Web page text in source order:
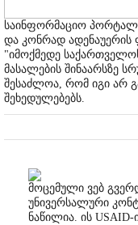
საინფორმაციო
და კონრად ადენაუერის
"იმოქმედე
მასალების შინაარსზე
შესაძლოა, რომ იგი არ
შეხედულებებს.
მოცემული ვებ
უნივერსალური
ნაწილია. ის